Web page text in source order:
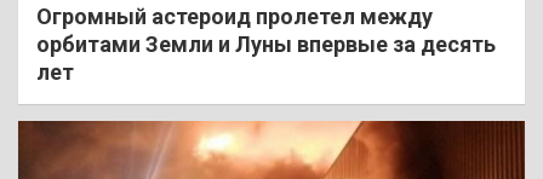
Огромный астероид пролетел между
орбитами Земли и Луны впервые за десять
лет